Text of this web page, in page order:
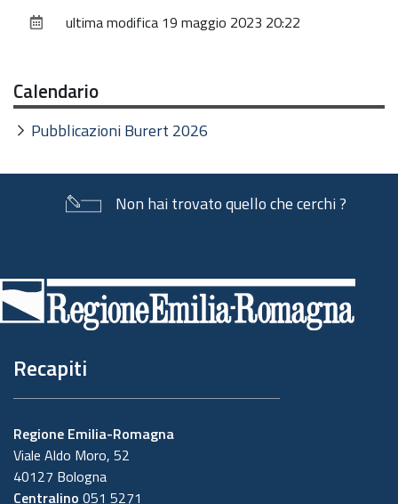
documentoultima modifica 19 maggio 2023 20:22
Calendario
Pubblicazioni Burert 2026
Non hai trovato quello che cerchi ?
di
pagina
Recapiti
Regione Emilia-Romagna
Viale Aldo Moro, 52
40127 Bologna
Centralino 051 5271